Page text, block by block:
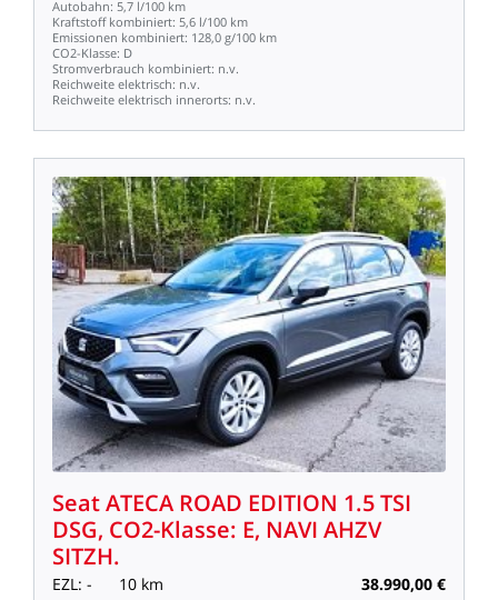
Autobahn: 5,7 l/100 km
Kraftstoff kombiniert: 5,6 l/100 km
Emissionen kombiniert: 128,0 g/100 km
CO2-Klasse: D
Stromverbrauch kombiniert: n.v.
Reichweite elektrisch: n.v.
Reichweite elektrisch innerorts: n.v.
SeatATECA ROAD EDITION 1.5TSI
DSG, CO2-Klasse: E, NAVI AHZV
SITZH.
EZL: - 10 km 38.990,00 €